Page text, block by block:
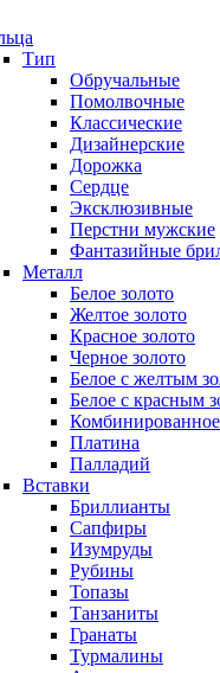
Тип
Обручальные
Помолвочные
Классические
Дизайнерские
Дорожка
Сердце
Эксклюзивные
Перстни мужские
Фантазийные
Металл
Белое золото
Желтое золото
Красное золото
Черное золото
Белое с желтым
Белое с красным
Комбинированное
Платина
Палладий
Вставки
Бриллианты
Сапфиры
Изумруды
Рубины
Топазы
Танзаниты
Гранаты
Турмалины